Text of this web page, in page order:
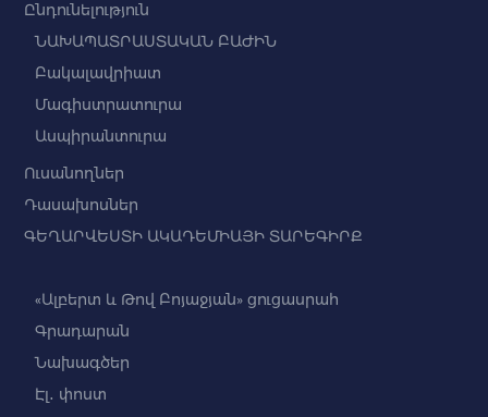
Ընդունելություն
ՆԱԽԱՊԱՏՐԱՍՏԱԿԱՆ ԲԱԺԻՆ
Բակալավրիատ
Մագիստրատուրա
Ասպիրանտուրա
Ուսանողներ
Դասախոսներ
ԳԵՂԱՐՎԵՍՏԻ ԱԿԱԴԵՄԻԱՅԻ ՏԱՐԵԳԻՐՔ
«Ալբերտ և Թով Բոյաջյան» ցուցասրահ
Գրադարան
Նախագծեր
Էլ․ փոստ